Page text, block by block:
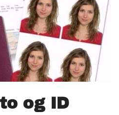
og ID